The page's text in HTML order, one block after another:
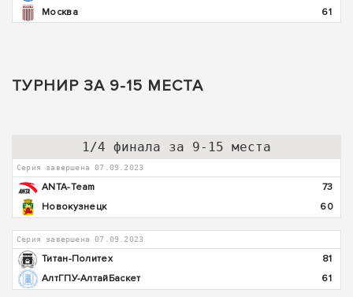
Москва
61
ТУРНИР ЗА 9-15 МЕСТА
1/4 финала за 9-15 места
Серия завершена 07.09.2023
ANTA-Team
73
Новокузнецк
60
Серия завершена 07.09.2023
Титан-Политех
81
АлтГПУ-АлтайБаскет
61